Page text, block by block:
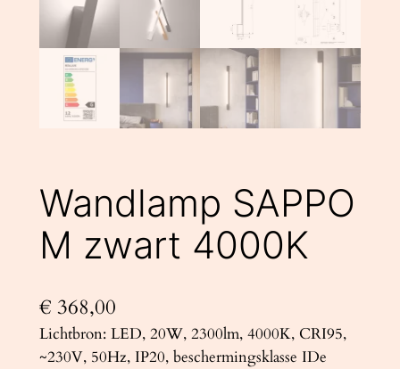
Wandlamp SAPPO
M zwart 4000K
€ 368,00
Lichtbron: LED, 20W, 2300lm, 4000K, CRI95,
~230V, 50Hz, IP20, beschermingsklasse IDe